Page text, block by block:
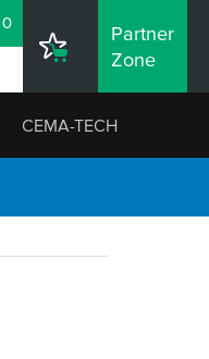
0
Nákupný
Partner
Zone
CEMA-TECH